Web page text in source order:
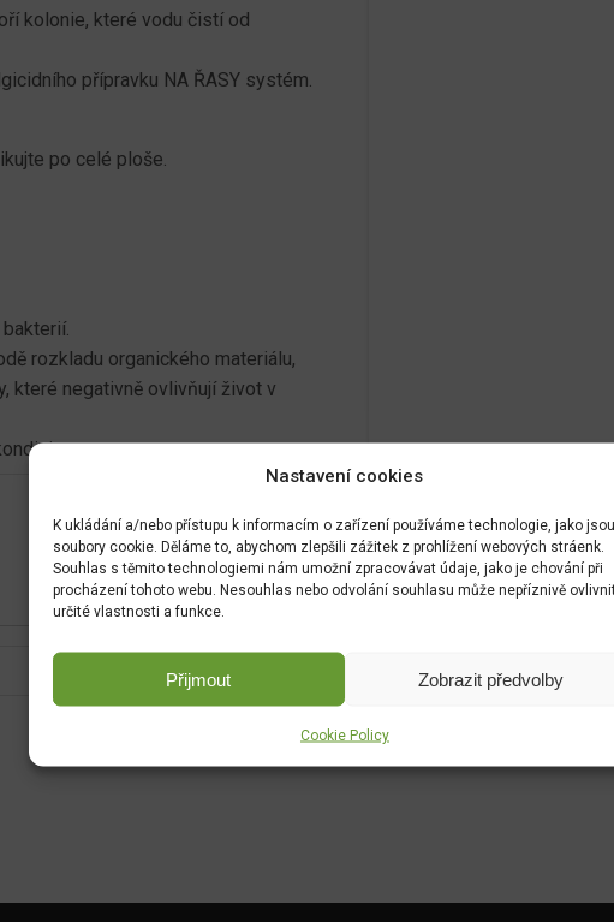
Nastavení cookies
K ukládání a/nebo přístupu k informacím o zařízení používáme technologie, jako jsou
soubory cookie. Děláme to, abychom zlepšili zážitek z prohlížení webových stráenk.
Souhlas s těmito technologiemi nám umožní zpracovávat údaje, jako je chování při
procházení tohoto webu. Nesouhlas nebo odvolání souhlasu může nepříznivě
určité vlastnosti a funkce.
Přijmout Zobrazit předvolby
Cookie Policy
kolonie, které vodu čistí od
přípravku NA ŘASY systém.
po celé ploše.
rozkladu organického materiálu,
které negativně ovlivňují život v